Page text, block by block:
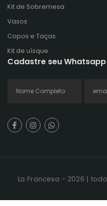
Kit de Sobremesa
Vasos
Copos e Taças
Kit de uísque
Cadastre seu
La Francesa - 2026 |